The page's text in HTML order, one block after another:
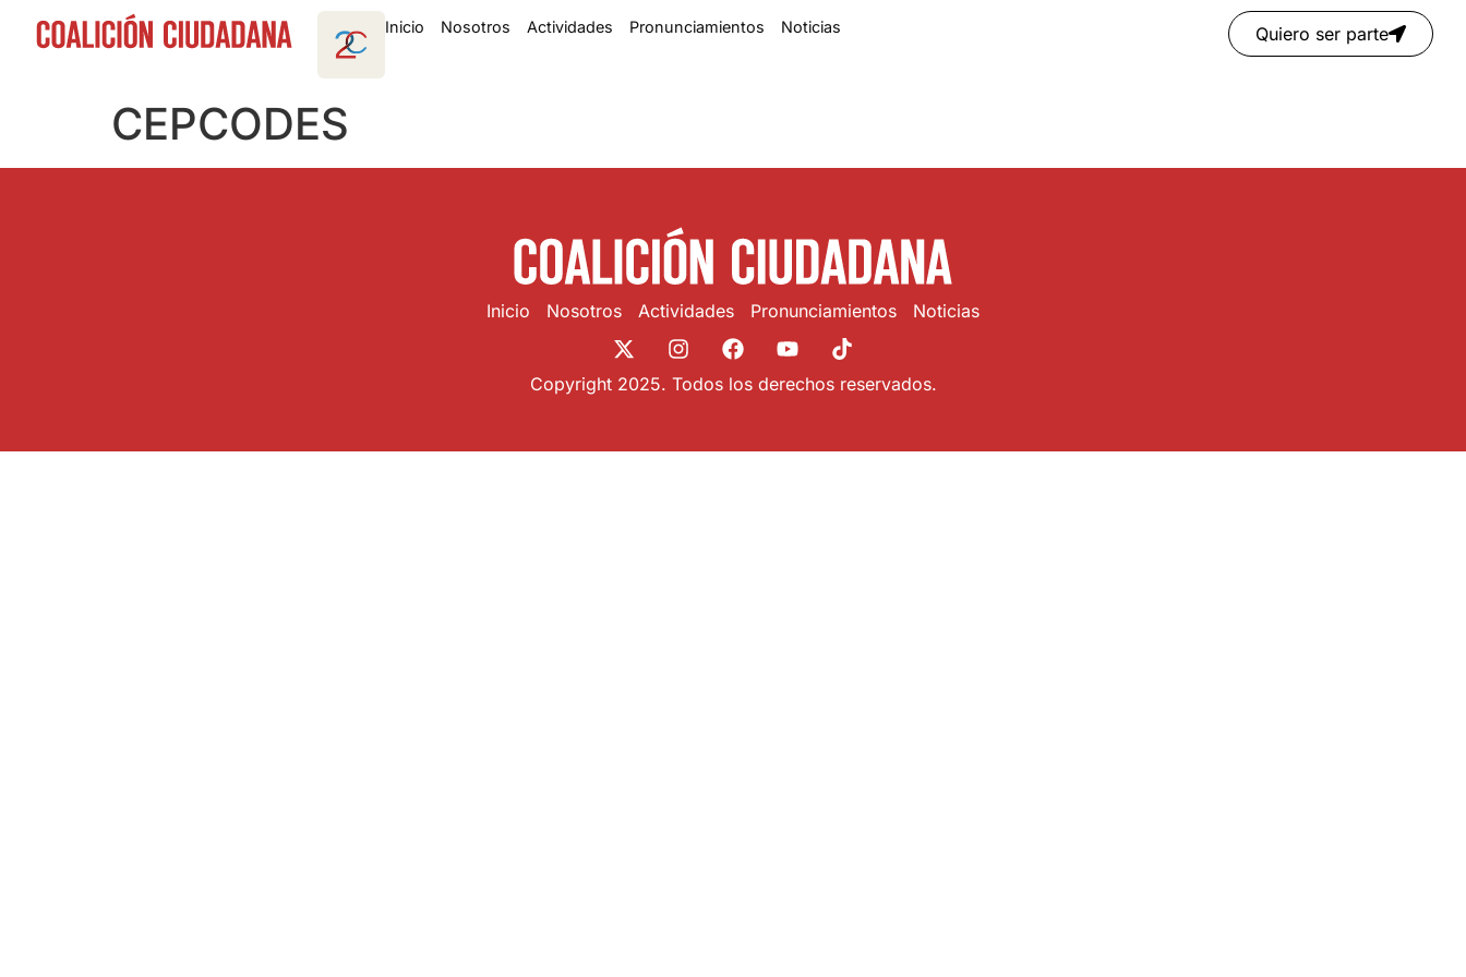
Inicio Nosotros Actividades Pronunciamientos Noticias Quiero ser parte
CEPCODES
Inicio Nosotros Actividades Pronunciamientos Noticias
Copyright 2025. Todos los derechos reservados.